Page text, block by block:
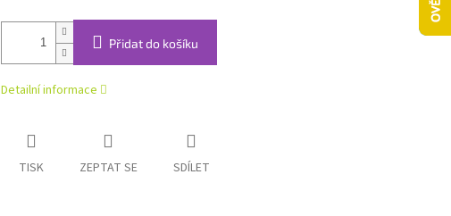
Přidat do košíku
Detailní informace
TISK ZEPTAT SE SDÍLET